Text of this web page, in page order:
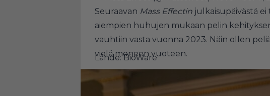
Seuraavan Mass Effectin julkaisupäivästä
aiempien huhujen mukaan pelin
vauhtiin vasta vuonna 2023. Näin ollen
vielä moneen vuoteen.
Lähde: BioWare